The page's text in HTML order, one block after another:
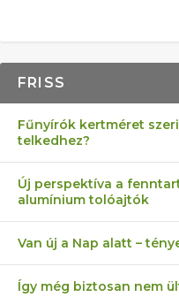
FRISS
Fűnyírók kertméret
telkedhez?
Új perspektíva a
alumínium tolóajtók
Van új a Nap alatt –
Így még biztosan nem